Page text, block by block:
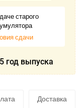
старого
сдачи
год выпуска
Доставка